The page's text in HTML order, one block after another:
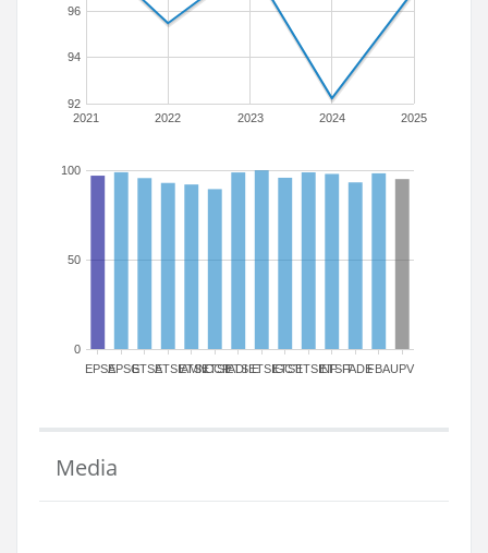
2021 2022 2023 2024 2025
92
94
96
EPSAEPSGETSAETSIAMN
ETSICCP
ETSIADI
ETSIEETSIGCT
ETSIIETSINFETSITFADEFBAUPV
0
50
100
Media